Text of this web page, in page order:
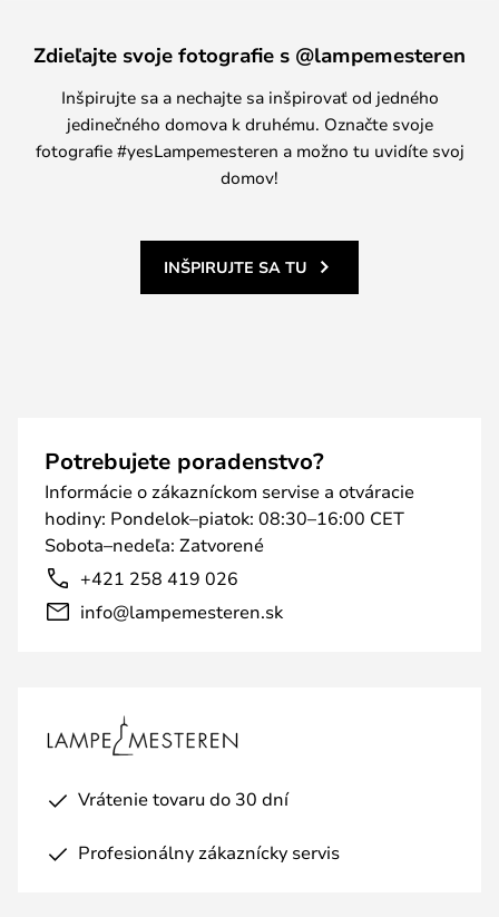
Zdieľajte svoje fotografie s @lampemesteren
Inšpirujte sa a nechajte sa inšpirovať od jedného
jedinečného domova k druhému. Označte svoje
fotografie #yesLampemesteren a možno tu uvidíte svoj
domov!
INŠPIRUJTE SA TU
Potrebujete poradenstvo?
Informácie o zákazníckom servise a otváracie
hodiny: Pondelok–piatok: 08:30–16:00 CET
Sobota–nedeľa: Zatvorené
+421 258 419 026
info@lampemesteren.sk
Vrátenie tovaru do 30 dní
Profesionálny zákaznícky servis